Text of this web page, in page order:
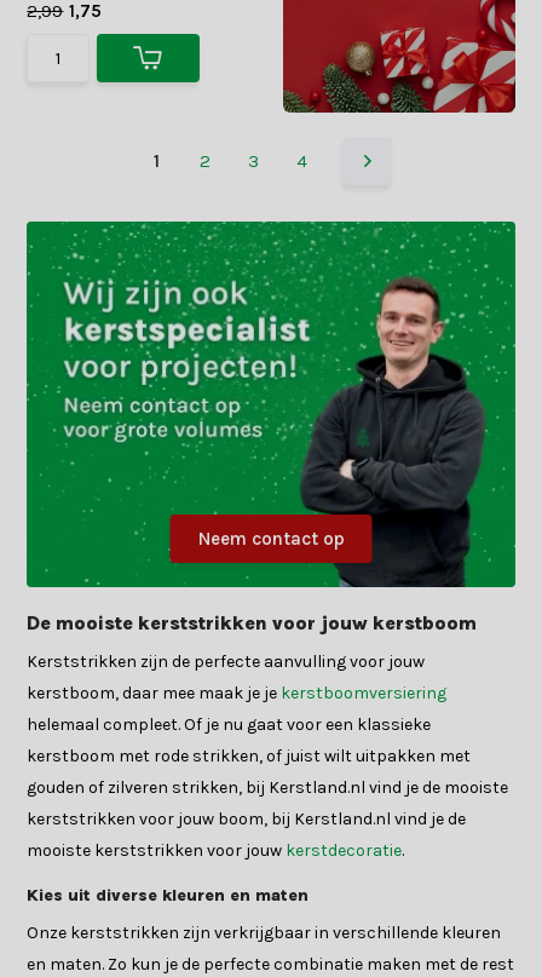
2,99 1,75
1 2 3 4
Neem contact op
De mooiste kerststrikken voor jouw kerstboom
Kerststrikken zijn de perfecte aanvulling voor jouw
kerstboom, daar mee maak je je kerstboomversiering
helemaal compleet. Of je nu gaat voor een klassieke
kerstboom met rode strikken, of juist wilt uitpakken met
gouden of zilveren strikken, bij Kerstland.nl vind je de mooiste
kerststrikken voor jouw boom, bij Kerstland.nl vind je de
mooiste kerststrikken voor jouw kerstdecoratie.
Kies uit diverse kleuren en maten
Onze kerststrikken zijn verkrijgbaar in verschillende kleuren
en maten. Zo kun je de perfecte combinatie maken met de rest